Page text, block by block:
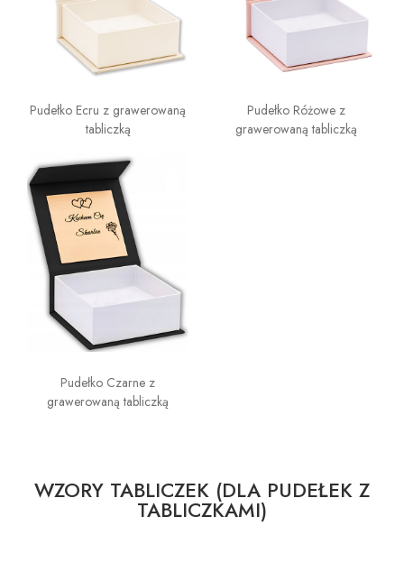
Pudełko Ecru z grawerowaną
tabliczką
Pudełko Różowe z
grawerowaną tabliczką
Pudełko Czarne z
grawerowaną tabliczką
WZORY TABLICZEK (DLA PUDEŁEK Z
TABLICZKAMI)